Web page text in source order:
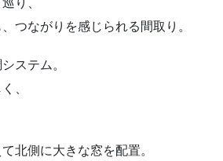
つながりを感じられる間取り。
ステム。
、
北側に大きな窓を配置。